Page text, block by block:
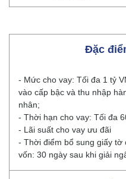
Đặc
- Mức cho vay: Tối đa 1 tỷ
vào cấp bậc và thu nhập
nhân;
- Thời hạn cho vay: Tối đa
- Lãi suất cho vay ưu đãi
- Thời điểm bổ sung giấy
vốn: 30 ngày sau khi giải